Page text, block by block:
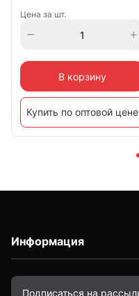
Цена за шт.
В корзину
Купить по оптовой цене
Информация